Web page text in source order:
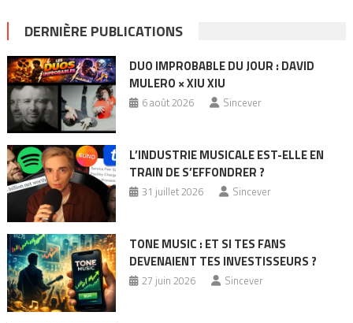
DERNIÈRE PUBLICATIONS
DUO IMPROBABLE DU JOUR : DAVID
MULERO × XIU XIU
6 août 2026 Sincever
L’INDUSTRIE MUSICALE EST-ELLE EN
TRAIN DE S’EFFONDRER ?
31 juillet 2026 Sincever
TONE MUSIC : ET SI TES FANS
DEVENAIENT TES INVESTISSEURS ?
27 juin 2026 Sincever